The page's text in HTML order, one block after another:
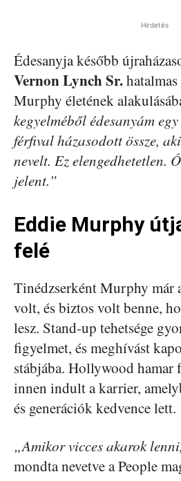
Hirdetés
Édesanyja később
Vernon Lynch Sr.
Murphy életének
kegyelméből édesanyám
férfival házasodott össze,
nevelt. Ez elengedhetetlen.
jelent.”
Eddie Murphy
felé
Tinédzserként Murphy már
volt, és biztos volt benne,
lesz. Stand-up tehetsége
figyelmet, és meghívást
stábjába. Hollywood hamar
innen indult a karrier,
és generációk kedvence lett.
„Amikor vicces akarok
mondta nevetve a People